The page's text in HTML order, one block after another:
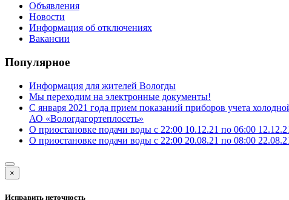
Объявления
Новости
Информация об отключениях
Вакансии
Популярное
Информация для жителей Вологды
Мы переходим на электронные документы!
С января 2021 года прием показаний приборов учета
АО «Вологдагортеплосеть»
О приостановке подачи воды с 22:00 10.12.21 по 06:00
О приостановке подачи воды с 22:00 20.08.21 по 08:00
×
Исправить неточность